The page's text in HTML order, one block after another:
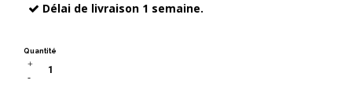
Délai de livraison 1 semaine.
Quantité